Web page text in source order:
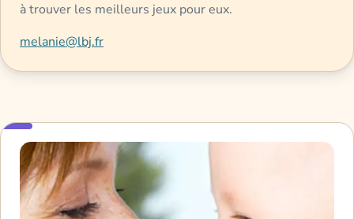
à trouver les meilleurs jeux pour eux.
melanie@lbj.fr